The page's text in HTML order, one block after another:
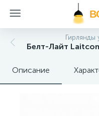
Гирлянды
Белт-Лайт
Описание